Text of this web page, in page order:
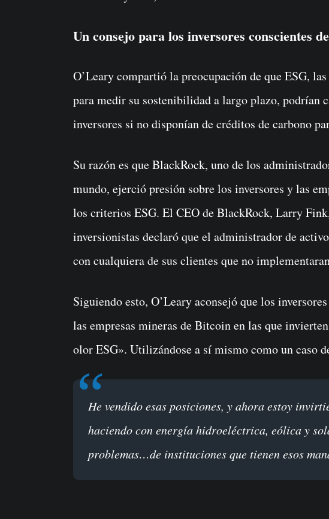
Un consejo para los inversores conscientes
O’Leary compartió la preocupación de que ESG,
para medir su sostenibilidad a largo plazo, podrían
inversores si no disponían de créditos de carbono
Su razón es que BlackRock, uno de los
mundo, ejerció presión sobre los inversores y las
los criterios ESG. El CEO de BlackRock, Larry
inversionistas declaró que el administrador de
con cualquiera de sus clientes que no
Siguiendo esto, O’Leary aconsejó que los
las empresas mineras de Bitcoin en las que
olor ESG». Utilizándose a sí mismo como un caso
He vendido esas posiciones, y ahora estoy invirtiendo en mineros que lo están
haciendo con energía hidroeléctrica, eólica y
problemas…de instituciones que tienen esos